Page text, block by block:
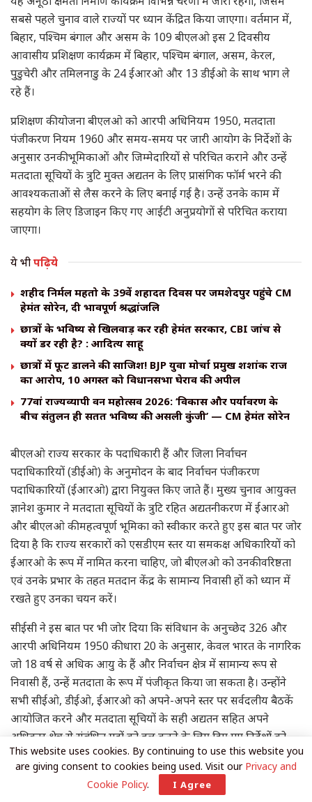
सबसे पहले चुनाव वाले राज्यों पर ध्यान केंद्रित किया जाएगा। वर्तमान में,
बिहार, पश्चिम बंगाल और असम के 109 बीएलओ इस 2 दिवसीय
आवासीय प्रशिक्षण कार्यक्रम में बिहार, पश्चिम बंगाल, असम, केरल,
पुडुचेरी और तमिलनाडु के 24 ईआरओ और 13 डीईओ के साथ भाग ले
रहे हैं।
प्रशिक्षण की योजना बीएलओ को आरपी अधिनियम 1950, मतदाता
पंजीकरण नियम 1960 और समय-समय पर जारी आयोग के निर्देशों के
अनुसार उनकी भूमिकाओं और जिम्मेदारियों से परिचित कराने और उन्हें
मतदाता सूचियों के त्रुटि मुक्त अद्यतन के लिए प्रासंगिक फॉर्म भरने की
आवश्यकताओं से लैस करने के लिए बनाई गई है। उन्हें उनके काम में
सहयोग के लिए डिजाइन किए गए आईटी अनुप्रयोगों से परिचित कराया
जाएगा।
ये भीपढ़िये
शहीद निर्मल महतो के 39वें शहादत दिवस पर जमशेदपुर पहुंचे CM
हेमंत सोरेन, दी भावपूर्ण श्रद्धांजलि
छात्रों के भविष्य से खिलवाड़ कर रही हेमंत सरकार, CBI जांच से
क्यों डर रही है? : आदित्य साहू
छात्रों में फूट डालने की साजिश! BJP युवा मोर्चा प्रमुख शशांक राज
का आरोप, 10 अगस्त को विधानसभा घेराव की अपील
77वां राज्यव्यापी वन महोत्सव 2026: ‘विकास और पर्यावरण के
बीच संतुलन ही सतत भविष्य की असली कुंजी’ — CM हेमंत सोरेन
बीएलओ राज्य सरकार के पदाधिकारी हैं और जिला निर्वाचन
पदाधिकारियों (डीईओ) के अनुमोदन के बाद निर्वाचन पंजीकरण
पदाधिकारियों (ईआरओ) द्वारा नियुक्त किए जाते हैं। मुख्य चुनाव आयुक्त
ज्ञानेश कुमार ने मतदाता सूचियों के त्रुटि रहित अद्यतनीकरण में ईआरओ
और बीएलओ की महत्वपूर्ण भूमिका को स्वीकार करते हुए इस बात पर जोर
दिया है कि राज्य सरकारों को एसडीएम स्तर या समकक्ष अधिकारियों को
ईआरओ के रूप में नामित करना चाहिए, जो बीएलओ को उनकी वरिष्ठता
एवं उनके प्रभार के तहत मतदान केंद्र के सामान्य निवासी हों को ध्यान में
रखते हुए उनका चयन करें।
सीईसी ने इस बात पर भी जोर दिया कि संविधान के अनुच्छेद 326 और
आरपी अधिनियम 1950 की धारा 20 के अनुसार, केवल भारत के नागरिक
जो 18 वर्ष से अधिक आयु के हैं और निर्वाचन क्षेत्र में सामान्य रूप से
निवासी हैं, उन्हें मतदाता के रूप में पंजीकृत किया जा सकता है। उन्होंने
सभी सीईओ, डीईओ, ईआरओ को अपने-अपने स्तर पर सर्वदलीय बैठकें
आयोजित करने और मतदाता सूचियों के सही अद्यतन सहित अपने
अधिकार क्षेत्र से संबंधित मुद्दों को हल करने के लिए दिए गए निर्देशों को
याद दिलाया। उन्होंने यह भी हिदायत दी कि ईआरओ या बीएलओ के
खिलाफ किसी भी शिकायत पर सख्ती से कार्रवाई की जाएगी। उन्होंने कहा
कि मतदाता सूचियों के अद्यतन के लिए घर-घर जाकर सत्यापन के दौरान
This website uses cookies. By continuing to use this website you
are giving consent to cookies being used. Visit our Privacy and
Cookie Policy. I Agree